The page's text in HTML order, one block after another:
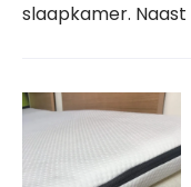
slaapkamer.